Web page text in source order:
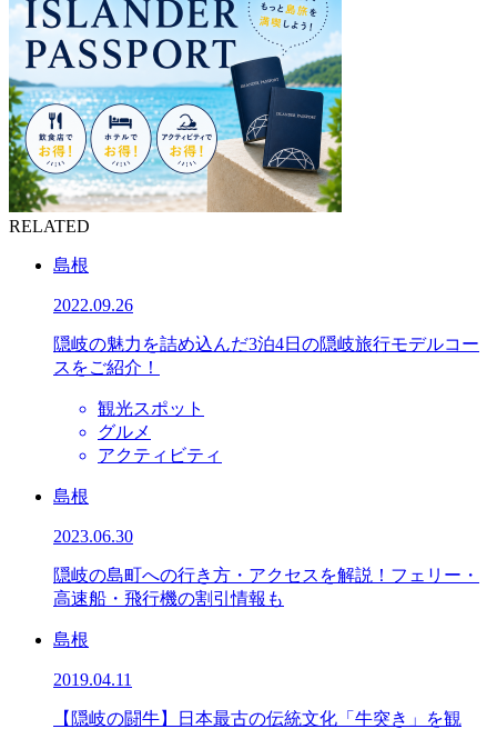
RELATED
島根
2022.09.26
隠岐の魅力を詰め込んだ3泊4日の隠岐旅行モデルコー
スをご紹介！
観光スポット
グルメ
アクティビティ
島根
2023.06.30
隠岐の島町への行き方・アクセスを解説！フェリー・
高速船・飛行機の割引情報も
島根
2019.04.11
【隠岐の闘牛】日本最古の伝統文化「牛突き」を観